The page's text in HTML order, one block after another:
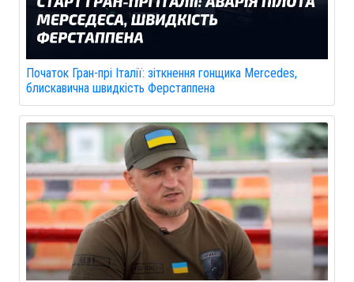
Початок Гран-прі Італії: зіткнення гонщика Mercedes,
блискавична швидкість Ферстаппена